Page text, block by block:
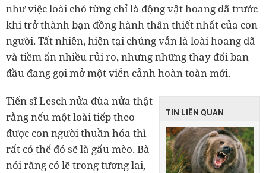
như việc loài chó từng chỉ là động vật hoang dã trước
khi trở thành bạn đồng hành thân thiết nhất của con
người. Tất nhiên, hiện tại chúng vẫn là loài hoang dã
và tiềm ẩn nhiều rủi ro, nhưng những thay đổi ban
đầu đang gợi mở một viễn cảnh hoàn toàn mới.
TIN LIÊN QUAN
Tiến sĩ Lesch nửa đùa nửa thật
rằng nếu một loài tiếp theo
được con người thuần hóa thì
rất có thể đó sẽ là gấu mèo. Bà
nói rằng có lẽ trong tương lai,